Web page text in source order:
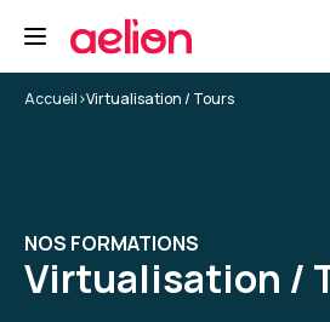
Accueil>Virtualisation / Tours
NOS FORMATIONS
Virtualisation /
et structuré, ce qui a
l’apprentissage.
Formation : Docker - Créer et
Bonne exp, l'intervenant était
mes espérances pour cette